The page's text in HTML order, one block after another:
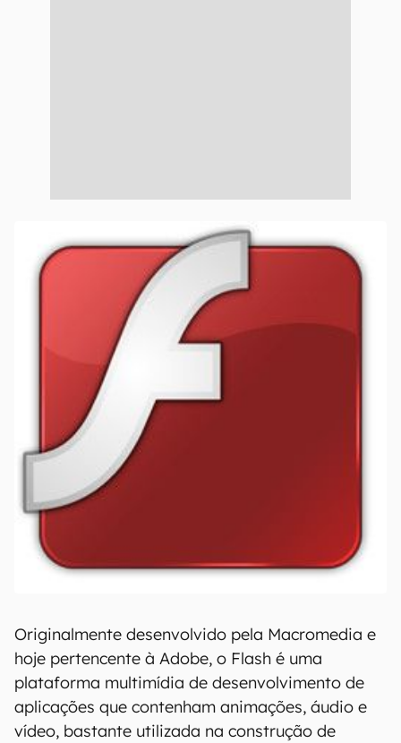
Originalmente desenvolvido pela Macromedia e
hoje pertencente à Adobe, o Flash é uma
plataforma multimídia de desenvolvimento de
aplicações que contenham animações, áudio e
vídeo, bastante utilizada na construção de